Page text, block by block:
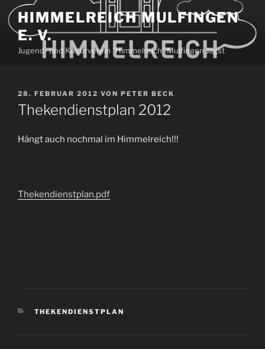
Zum
Inhalt
springen
HIMMELREICH MULFINGEN
E. V.
Jugend- und Kulturverein "Himmelreich" Mulfingen Jagst
VERÖFFENTLICHT
AM
28. FEBRUAR 2012 VON PETER BECK
Thekendienstplan 2012
Hängt auch nochmal im Himmelreich!!!
Thekendienstplan.pdf
KATEGORIEN
THEKENDIENSTPLAN